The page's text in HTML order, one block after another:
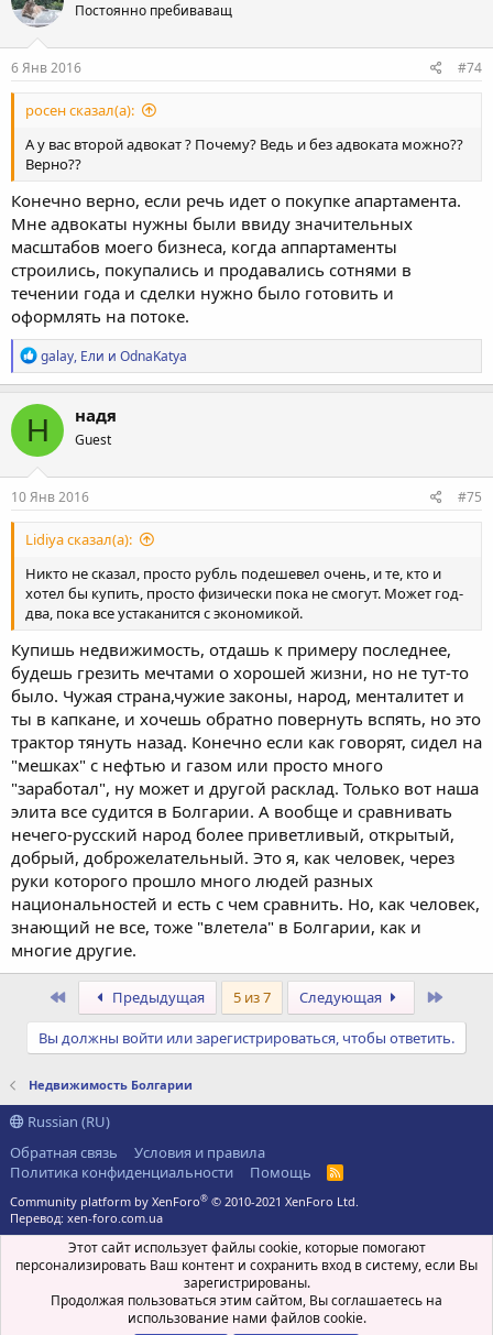
Постоянно пребиваващ
6 Янв 2016 #74
росен сказал(а):
А у вас второй адвокат ? Почему? Ведь и без адвоката можно??
Верно??
Конечно верно, если речь идет о покупке апартамента.
Мне адвокаты нужны были ввиду значительных
масштабов моего бизнеса, когда аппартаменты
строились, покупались и продавались сотнями в
течении года и сделки нужно было готовить и
оформлять на потоке.
Р
е
а
к
ц
и
и
:
galay, Ели и OdnaKatya
Н надя
Guest
10 Янв 2016 #75
Lidiya сказал(а):
Никто не сказал, просто рубль подешевел очень, и те, кто и
хотел бы купить, просто физически пока не смогут. Может год-
два, пока все устаканится с экономикой.
Купишь недвижимость, отдашь к примеру последнее,
будешь грезить мечтами о хорошей жизни, но не тут-то
было. Чужая страна,чужие законы, народ, менталитет и
ты в капкане, и хочешь обратно повернуть вспять, но это
трактор тянуть назад. Конечно если как говорят, сидел на
"мешках" с нефтью и газом или просто много
"заработал", ну может и другой расклад. Только вот наша
элита все судится в Болгарии. А вообще и сравнивать
нечего-русский народ более приветливый, открытый,
добрый, доброжелательный. Это я, как человек, через
руки которого прошло много людей разных
национальностей и есть с чем сравнить. Но, как человек,
знающий не все, тоже "влетела" в Болгарии, как и
многие другие.
ПервыйПредыдущая 5 из 7 Следующая
Вы должны войти или зарегистрироваться, чтобы ответить.
Недвижимость Болгарии
Russian (RU)
Обратная связь
Условия и правила
Политика конфиденциальности
Помощь
R
S
Community platform by XenForo® © 2010-2021 XenForo Ltd.
Перевод: xen-foro.com.ua
Этот сайт использует файлы cookie, которые помогают
персонализировать Ваш контент и сохранить вход в систему, если Вы
зарегистрированы.
Продолжая пользоваться этим сайтом, Вы соглашаетесь на
использование нами файлов cookie.